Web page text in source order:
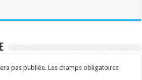
pas publiée. Les champs obligatoires